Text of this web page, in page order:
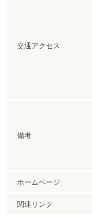
交通アクセス
備考
ホームページ
関連リンク